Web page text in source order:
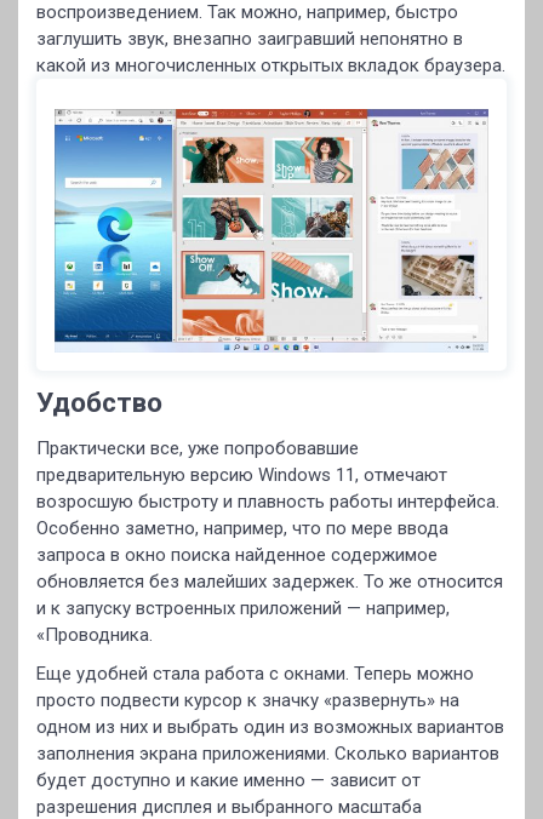
воспроизведением. Так можно, например, быстро
заглушить звук, внезапно заигравший непонятно в
какой из многочисленных открытых вкладок браузера.
Удобство
Практически все, уже попробовавшие
предварительную версию Windows 11, отмечают
возросшую быстроту и плавность работы интерфейса.
Особенно заметно, например, что по мере ввода
запроса в окно поиска найденное содержимое
обновляется без малейших задержек. То же относится
и к запуску встроенных приложений — например,
«Проводника.
Еще удобней стала работа с окнами. Теперь можно
просто подвести курсор к значку «развернуть» на
одном из них и выбрать один из возможных вариантов
заполнения экрана приложениями. Сколько вариантов
будет доступно и какие именно — зависит от
разрешения дисплея и выбранного масштаба